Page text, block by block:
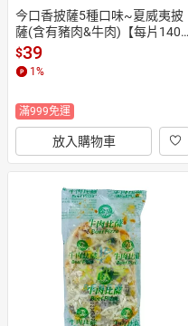
今口香披薩5種口味~夏威夷披
薩(含有豬肉&牛肉)【每片140
克】 《大欣亨》B222006
$39
1 %
滿999免運
放入購物車